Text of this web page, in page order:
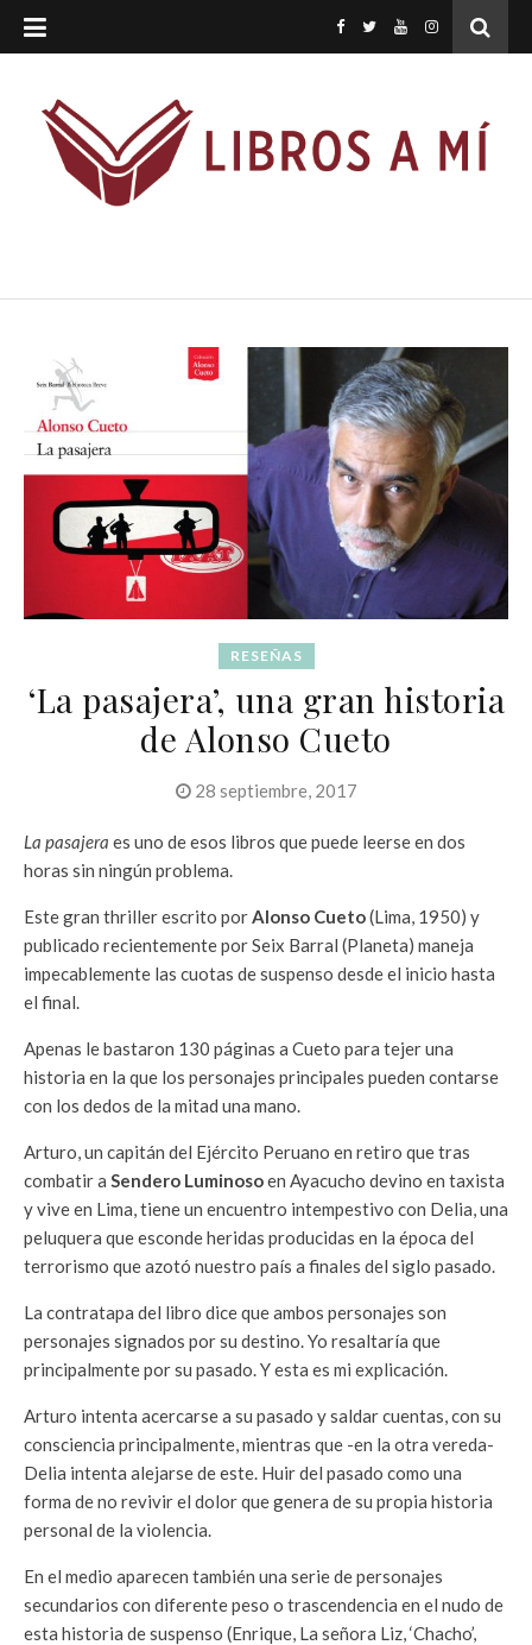
RESEÑAS
‘La pasajera’, una gran historia
de Alonso Cueto
28 septiembre, 2017
La pasajera es uno de esos libros que puede leerse en dos
horas sin ningún problema.
Este gran thriller escrito por Alonso Cueto(Lima, 1950) y
publicado recientemente por Seix Barral (Planeta) maneja
impecablemente las cuotas de suspenso desde el inicio hasta
el final.
Apenas le bastaron 130 páginas a Cueto para tejer una
historia en la que los personajes principales pueden contarse
con los dedos de la mitad una mano.
Arturo, un capitán del Ejército Peruano en retiro que tras
combatir a Sendero Luminosoen Ayacucho devino en taxista
y vive en Lima, tiene un encuentro intempestivo con Delia, una
peluquera que esconde heridas producidas en la época del
terrorismo que azotó nuestro país a finales del siglo pasado.
La contratapa del libro dice que ambos personajes son
personajes signados por su destino. Yo resaltaría que
principalmente por su pasado. Y esta es mi explicación.
Arturo intenta acercarse a su pasado y saldar cuentas, con su
consciencia principalmente, mientras que -en la otra vereda-
Delia intenta alejarse de este. Huir del pasado como una
forma de no revivir el dolor que genera de su propia historia
personal de la violencia.
En el medio aparecen también una serie de personajes
secundarios con diferente peso o trascendencia en el nudo de
esta historia de suspenso (Enrique, La señora Liz, ‘Chacho’,